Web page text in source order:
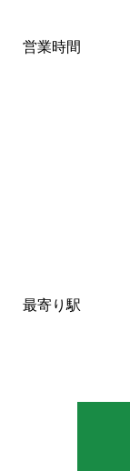
営業時間
最寄り駅